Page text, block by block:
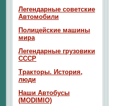
Легендарные советские
Автомобили
Полицейские машины
мира
Легендарные грузовики
СССР
Тракторы. История,
люди
Наши Автобусы
(MODIMIO)